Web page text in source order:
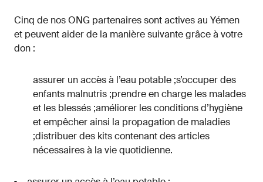
Cinq de nos ONG partenaires sont actives au Yémen
et peuvent aider de la manière suivante grâce à votre
don :
assurer un accès à l’eau potable ;s’occuper des
enfants malnutris ;prendre en charge les malades
et les blessés ;améliorer les conditions d’hygiène
et empêcher ainsi la propagation de maladies
;distribuer des kits contenant des articles
nécessaires à la vie quotidienne.